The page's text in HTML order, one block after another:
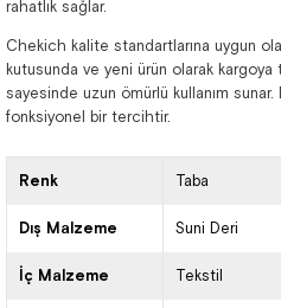
rahatlık sağlar.
Chekich kalite standartlarına uygun
kutusunda ve yeni ürün olarak kargoya
sayesinde uzun ömürlü kullanım sunar.
fonksiyonel bir tercihtir.
Renk Taba
Dış Malzeme Suni Deri
İç Malzeme Tekstil